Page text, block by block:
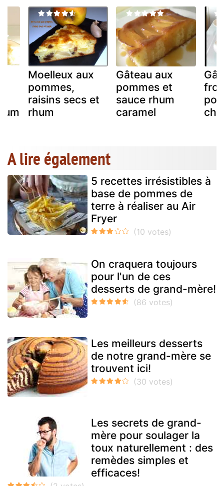
Moelleux aux
pommes,
raisins secs et
rhum
Gâteau aux
pommes et
sauce rhum
caramel
A lire également
5 recettes irrésistibles à
base de pommes de
terre à réaliser au Air
Fryer
On craquera toujours
pour l'un de ces
desserts de grand-mère!
Les meilleurs desserts
de notre grand-mère se
trouvent ici!
Les secrets de grand-
mère pour soulager la
toux naturellement : des
remèdes simples et
efficaces!